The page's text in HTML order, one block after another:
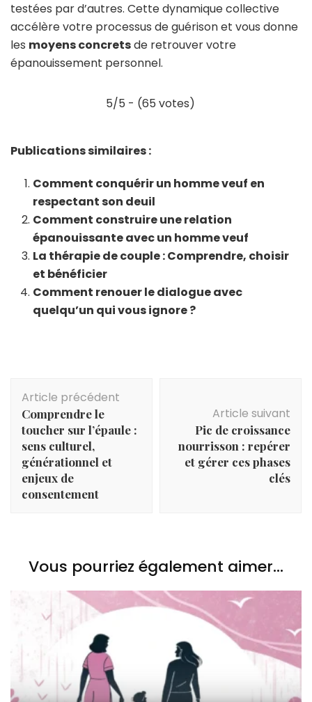
testées par d’autres. Cette dynamique collective
accélère votre processus de guérison et vous donne
les moyens concretsde retrouver votre
épanouissement personnel.
5/5 - (65 votes)
Publications similaires :
Comment conquérir un homme veuf en
respectant son deuil
Comment construire une relation
épanouissante avec un homme veuf
La thérapie de couple : Comprendre, choisir
et bénéficier
Comment renouer le dialogue avec
quelqu’un qui vous ignore ?
d'article
Article précédent
Comprendre le
toucher sur l’épaule :
sens culturel,
générationnel et
enjeux de
consentement
Article suivant
Pic de croissance
nourrisson : repérer
et gérer ces phases
clés
Vous pourriez également aimer...